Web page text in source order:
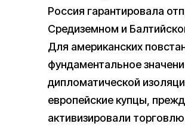
Россия гарантировала
Средиземном и
Для американских
фундаментальное
дипломатической
европейские купцы,
активизировали